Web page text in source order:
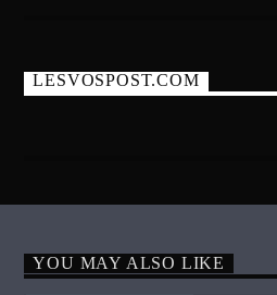
LESVOSPOST.COM
YOU MAY ALSO LIKE